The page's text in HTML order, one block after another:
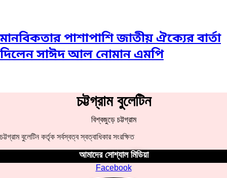
মানবিকতার পাশাপাশি জাতীয় ঐক্যের বার্তা
দিলেন সাঈদ আল নোমান এমপি
চট্টগ্রাম বুলেটিন
বিশ্বজুড়ে চট্টগ্রাম
চট্টগ্রাম বুলেটিন কর্তৃক সর্বস্বত্ব স্বত্বাধিকার সংরক্ষিত
আমাদের সোশ্যাল মিডিয়া
Facebook